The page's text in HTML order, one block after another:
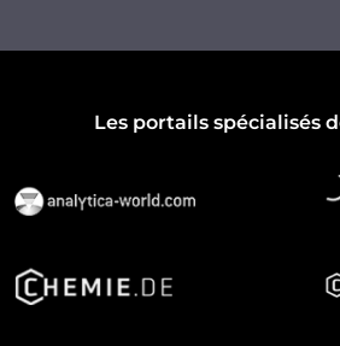
Les portails spécialisés